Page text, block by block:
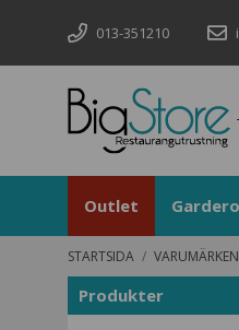
013-351210
Outlet
STARTSIDA / VARUMÄRKEN
Produkter